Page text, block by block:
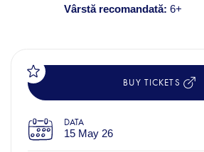
Vârstă recomandată: 6+
BUY TICKETS
DATA
15 May 26